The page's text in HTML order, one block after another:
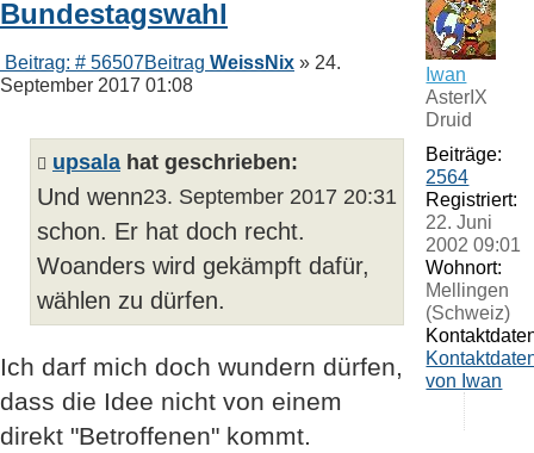
Bundestagswahl
Beitrag: # 56507Beitrag WeissNix » 24.
September 2017 01:08
upsala hat geschrieben:
23. September 2017 20:31
Und wenn
schon. Er hat doch recht.
Woanders wird gekämpft dafür,
wählen zu dürfen.
Ich darf mich doch wundern dürfen,
dass die Idee nicht von einem
direkt "Betroffenen" kommt.
Iwan
AsterIX
Druid
Beiträge:
2564
Registriert:
22. Juni
2002 09:01
Wohnort:
Mellingen
(Schweiz)
von Iwan